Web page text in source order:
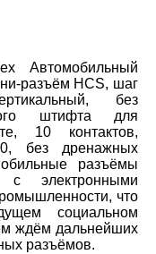
Автомобильный
разъём HCS, шаг
без
штифта для
10 контактов,
без дренажных
разъёмы
с электронными
что
социальном
ждём дальнейших
разъёмов.